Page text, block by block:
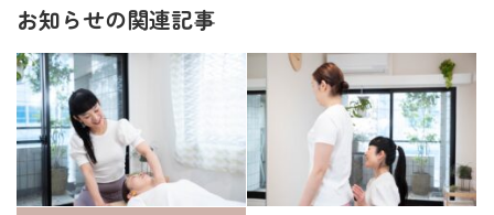
お知らせの関連記事